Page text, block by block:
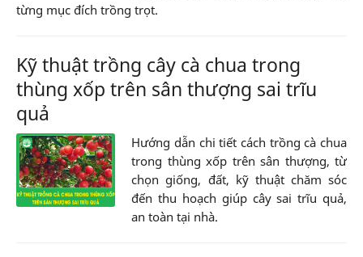
từng mục đích trồng trọt.
Kỹ thuật trồng cây cà chua trong
thùng xốp trên sân thượng sai trĩu
quả
Hướng dẫn chi tiết cách trồng cà chua
trong thùng xốp trên sân thượng, từ
chọn giống, đất, kỹ thuật chăm sóc
đến thu hoạch giúp cây sai trĩu quả,
an toàn tại nhà.